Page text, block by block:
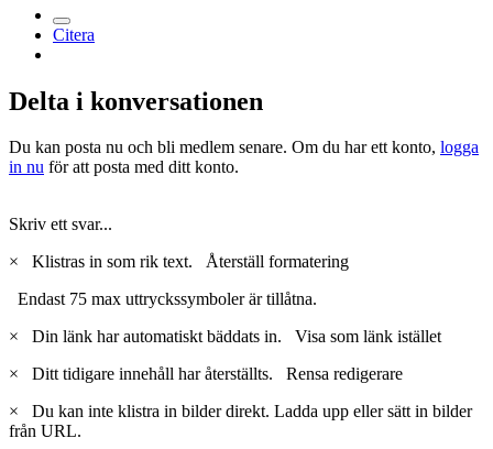
Citera
Delta i konversationen
Du kan posta nu och bli medlem senare. Om du har ett konto, logga
in nu för att posta med ditt konto.
Skriv ett svar...
×
Klistras in som rik text.Återställ formatering